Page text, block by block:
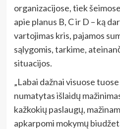
organizacijose, tiek
apie planus B, C ir D – ką
vartojimas kris, pajamos
sąlygomis, tarkime,
situacijos.
„Labai dažnai visuose
numatytas išlaidų
kažkokių paslaugų,
apkarpomi mokymų